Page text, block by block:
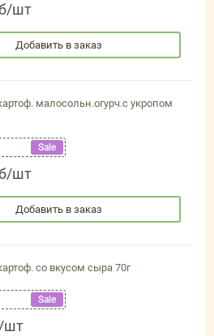
шт
Добавить в заказ
малосольн.огурч.с укропом
Sale
шт
Добавить в заказ
со вкусом сыра 70г
Sale
шт